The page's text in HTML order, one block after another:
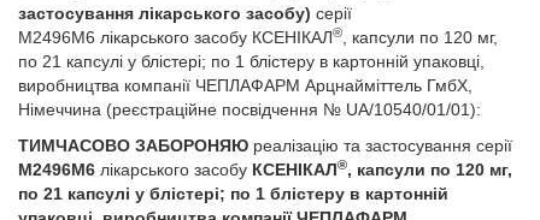
застосування лікарського засобу) серії
М2496М6 лікарського засобу КСЕНІКАЛ®
, капсули по 120 мг,
по 21 капсулі у блістері; по 1 блістеру в картонній упаковці,
виробництва компанії ЧЕПЛАФАРМ Арцнайміттель ГмбХ,
Німеччина (реєстраційне посвідчення № UA/10540/01/01):
ТИМЧАСОВО ЗАБОРОНЯЮ реалізацію та застосування серії
М2496М6 лікарського засобу КСЕНІКАЛ®, капсули по 120 мг,
по 21 капсулі у блістері; по 1 блістеру в картонній